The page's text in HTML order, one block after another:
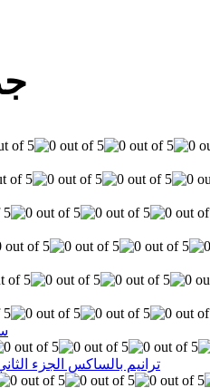
ترانيم بالساكس الجزء